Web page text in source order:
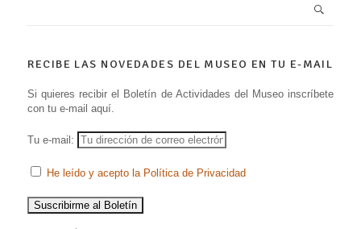
RECIBE LAS NOVEDADES DEL MUSEO EN TU E-MAIL
Si quieres recibir el Boletín de Actividades del Museo inscríbete
con tu e-mail aquí.
Tu e-mail:
He leído y acepto la Política de Privacidad